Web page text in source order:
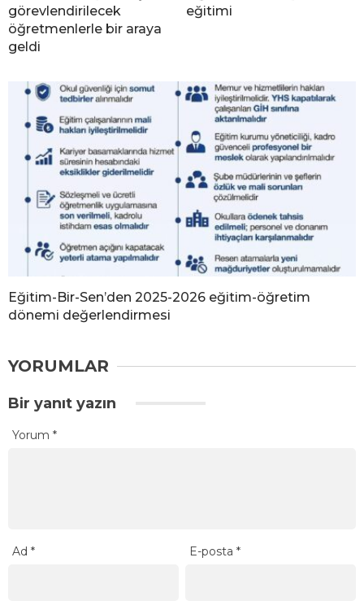
görevlendirilecek
öğretmenlerle bir araya
geldi
eğitimi
Eğitim-Bir-Sen’den 2025-2026 eğitim-öğretim
dönemi değerlendirmesi
YORUMLAR
Bir yanıt yazın
Yorum *
Ad * E-posta*